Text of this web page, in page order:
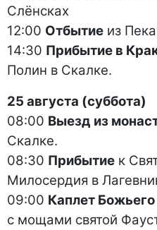
Слёнсках
12:00 Отбытие из
14:30 Прибытие в
Полин в Скалке.
25 августа (суббота)
08:00 Выезд из
Скалке.
08:30 Прибытие к
Милосердия в
09:00 Каплет
с мощами святой